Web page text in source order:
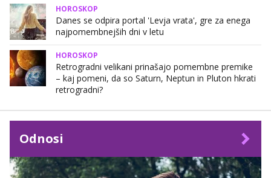
HOROSKOP
Danes se odpira portal 'Levja vrata', gre za enega
najpomembnejših dni v letu
HOROSKOP
Retrogradni velikani prinašajo pomembne premike
– kaj pomeni, da so Saturn, Neptun in Pluton hkrati
retrogradni?
Odnosi